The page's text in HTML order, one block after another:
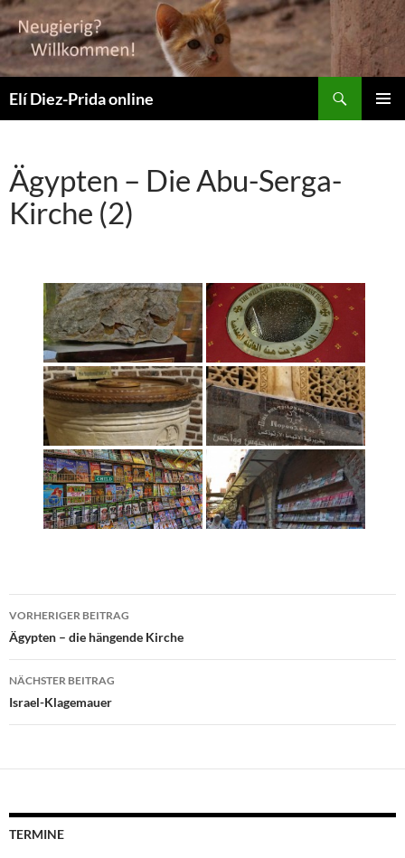
Elí Diez-Prida online
Ägypten – Die Abu-Serga-
Kirche (2)
Beitragsnavigation
VORHERIGER BEITRAG
Ägypten – die hängende Kirche
NÄCHSTER BEITRAG
Israel-Klagemauer
TERMINE